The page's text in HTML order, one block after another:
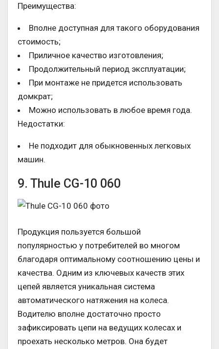
Преимущества:
Вполне доступная для такого оборудования
стоимость;
Приличное качество изготовления;
Продолжительный период эксплуатации;
При монтаже не придется использовать
домкрат;
Можно использовать в любое время года.
Недостатки:
Не подходит для обыкновенных легковых
машин.
9. Thule CG-10 060
Продукция пользуется большой
популярностью у потребителей во многом
благодаря оптимальному соотношению цены и
качества. Одним из ключевых качеств этих
цепей является уникальная система
автоматического натяжения на колеса.
Водителю вполне достаточно просто
зафиксировать цепи на ведущих колесах и
проехать несколько метров. Она будет